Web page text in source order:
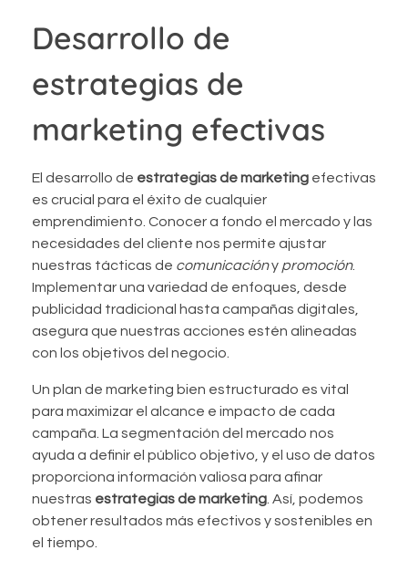
Desarrollo de
estrategias de
marketing efectivas
El desarrollo de estrategias de marketing efectivas
es crucial para el éxito de cualquier
emprendimiento. Conocer a fondo el mercado y las
necesidades del cliente nos permite ajustar
nuestras tácticas de comunicacióny promoción.
Implementar una variedad de enfoques, desde
publicidad tradicional hasta campañas digitales,
asegura que nuestras acciones estén alineadas
con los objetivos del negocio.
Un plan de marketing bien estructurado es vital
para maximizar el alcance e impacto de cada
campaña. La segmentación del mercado nos
ayuda a definir el público objetivo, y el uso de datos
proporciona información valiosa para afinar
nuestras estrategias de marketing . Así, podemos
obtener resultados más efectivos y sostenibles en
el tiempo.